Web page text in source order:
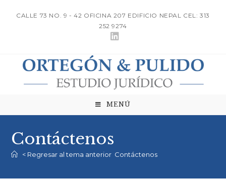
CALLE 73 NO. 9 - 42 OFICINA 207 EDIFICIO NEPAL CEL: 313
252 9274
MENÚ
Contáctenos
< Regresar al tema anterior Contáctenos